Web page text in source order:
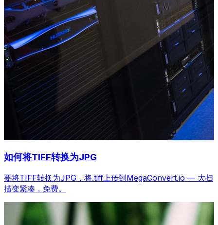
如何将TIFF转换为JPG
要将TIFF转换为JPG，将.tiff上传到MegaConvert.io — 大扫
描变紧凑，免费。